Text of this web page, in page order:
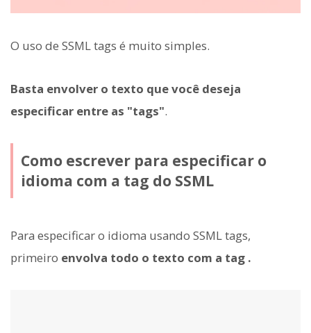
O uso de SSML tags é muito simples.
Basta envolver o texto que você deseja
especificar entre as "tags".
Como escrever para especificar o
idioma com a tag do SSML
Para especificar o idioma usando SSML tags,
primeiro envolva todo o texto com a tag .